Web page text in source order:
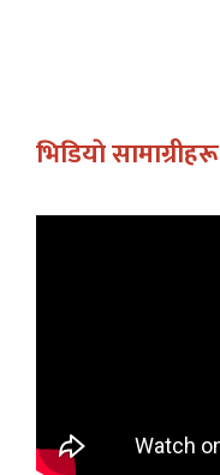
भिडियाे सामाग्रीहरू